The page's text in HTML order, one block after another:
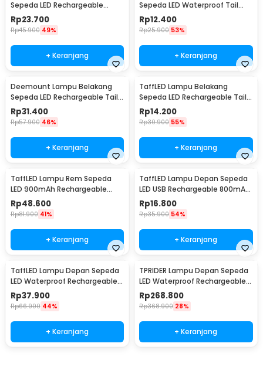
Sepeda LED Rechargeable
Waterproof Tail Light Circle -
ZH097
Rp23.700
Rp45.900 49%
+ Keranjang
Sepeda LED Waterproof Tail
Light 15 Lumens - DC-918
Rp12.400
Rp25.900 53%
+ Keranjang
Deemount Lampu Belakang
Sepeda LED Rechargeable Tail
Light 20 Lumens - XH-213
Rp31.400
Rp57.900 46%
+ Keranjang
TaffLED Lampu Belakang
Sepeda LED Rechargeable Tail
Light 30 Lumens - AS1010
Rp14.200
Rp30.900 55%
+ Keranjang
TaffLED Lampu Rem Sepeda
LED 900mAh Rechargeable
with Remote Control - FY-1820
Rp48.600
Rp81.900 41%
+ Keranjang
TaffLED Lampu Depan Sepeda
LED USB Rechargeable 800mAh
300 Lumens - RPL25
Rp16.800
Rp35.900 54%
+ Keranjang
TaffLED Lampu Depan Sepeda
LED Waterproof Rechargeable
1000 Lumens - BK60
Rp37.900
Rp66.900 44%
+ Keranjang
TPRIDER Lampu Depan Sepeda
LED Waterproof Rechargeable
2600 Lumens - EOS640
Rp268.800
Rp368.900 28%
+ Keranjang